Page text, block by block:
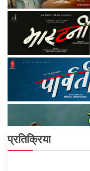
प्रतिक्रिया